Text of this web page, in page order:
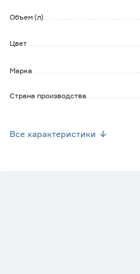
Объем (л)
Цвет
Марка
Страна производства
Все характеристики